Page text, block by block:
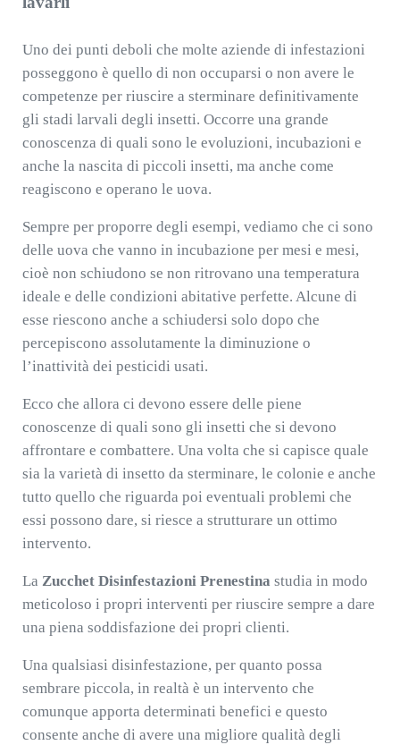
Uno dei punti deboli che molte aziende di infestazioni
posseggono è quello di non occuparsi o non avere le
competenze per riuscire a sterminare definitivamente
gli stadi larvali degli insetti. Occorre una grande
conoscenza di quali sono le evoluzioni, incubazioni e
anche la nascita di piccoli insetti, ma anche come
reagiscono e operano le uova.
Sempre per proporre degli esempi, vediamo che ci sono
delle uova che vanno in incubazione per mesi e mesi,
cioè non schiudono se non ritrovano una temperatura
ideale e delle condizioni abitative perfette. Alcune di
esse riescono anche a schiudersi solo dopo che
percepiscono assolutamente la diminuzione o
l’inattività dei pesticidi usati.
Ecco che allora ci devono essere delle piene
conoscenze di quali sono gli insetti che si devono
affrontare e combattere. Una volta che si capisce quale
sia la varietà di insetto da sterminare, le colonie e anche
tutto quello che riguarda poi eventuali problemi che
essi possono dare, si riesce a strutturare un ottimo
intervento.
La Zucchet Disinfestazioni Prenestina studia in modo
meticoloso i propri interventi per riuscire sempre a dare
una piena soddisfazione dei propri clienti.
Una qualsiasi disinfestazione, per quanto possa
sembrare piccola, in realtà è un intervento che
comunque apporta determinati benefici e questo
consente anche di avere una migliore qualità degli